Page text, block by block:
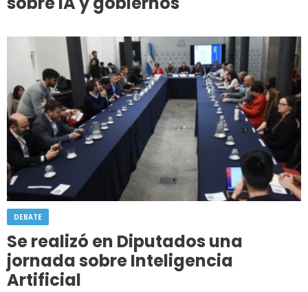
DEBATE
Se realizó en Diputados una
jornada sobre Inteligencia
Artificial